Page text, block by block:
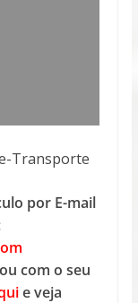
Transporte
por E-mail
com o seu
e veja